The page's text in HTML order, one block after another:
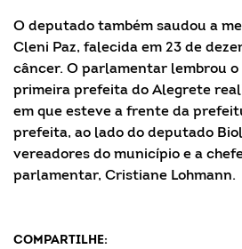
O deputado também saudou a
Cleni Paz, falecida em 23 de
câncer. O parlamentar lembrou o
primeira prefeita do Alegrete
em que esteve a frente da
prefeita, ao lado do deputado
vereadores do município e a
parlamentar, Cristiane Lohmann.
COMPARTILHE: